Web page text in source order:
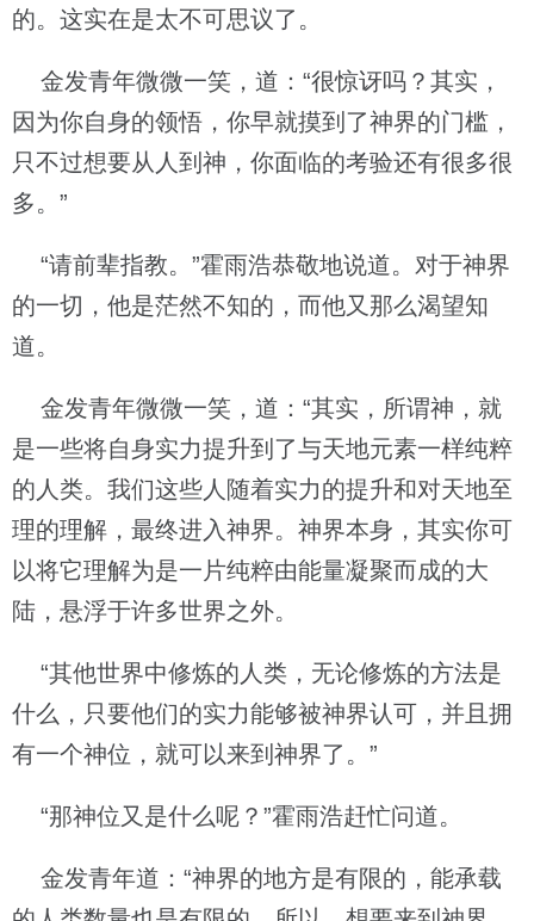
的。这实在是太不可思议了。
金发青年微微一笑，道：“很惊讶吗？其实，
因为你自身的领悟，你早就摸到了神界的门槛，
只不过想要从人到神，你面临的考验还有很多很
多。”
“请前辈指教。”霍雨浩恭敬地说道。对于神界
的一切，他是茫然不知的，而他又那么渴望知
道。
金发青年微微一笑，道：“其实，所谓神，就
是一些将自身实力提升到了与天地元素一样纯粹
的人类。我们这些人随着实力的提升和对天地至
理的理解，最终进入神界。神界本身，其实你可
以将它理解为是一片纯粹由能量凝聚而成的大
陆，悬浮于许多世界之外。
“其他世界中修炼的人类，无论修炼的方法是
什么，只要他们的实力能够被神界认可，并且拥
有一个神位，就可以来到神界了。”
“那神位又是什么呢？”霍雨浩赶忙问道。
金发青年道：“神界的地方是有限的，能承载